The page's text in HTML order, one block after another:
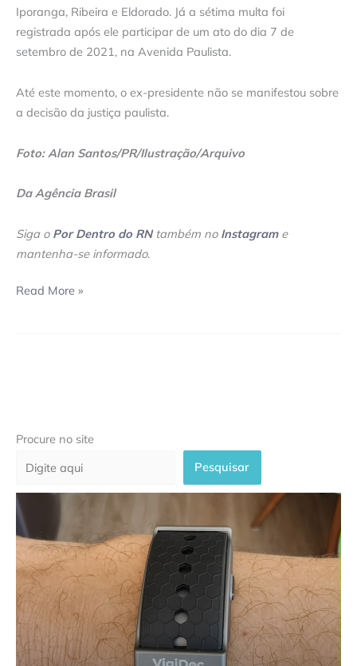
Iporanga, Ribeira e Eldorado. Já a sétima multa foi
registrada após ele participar de um ato do dia 7 de
setembro de 2021, na Avenida Paulista.
Até este momento, o ex-presidente não se manifestou sobre
a decisão da justiça paulista.
Foto: Alan Santos/PR/Ilustração/Arquivo
Da Agência Brasil
Siga o Por Dentro do RNtambém no Instagrame
mantenha-se informado.
Read More »
Procure no site
Pesquisar